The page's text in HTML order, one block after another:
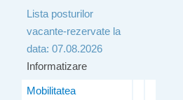
Lista posturilor
vacante-rezervate la
data: 07.08.2026
Informatizare
Mobilitatea